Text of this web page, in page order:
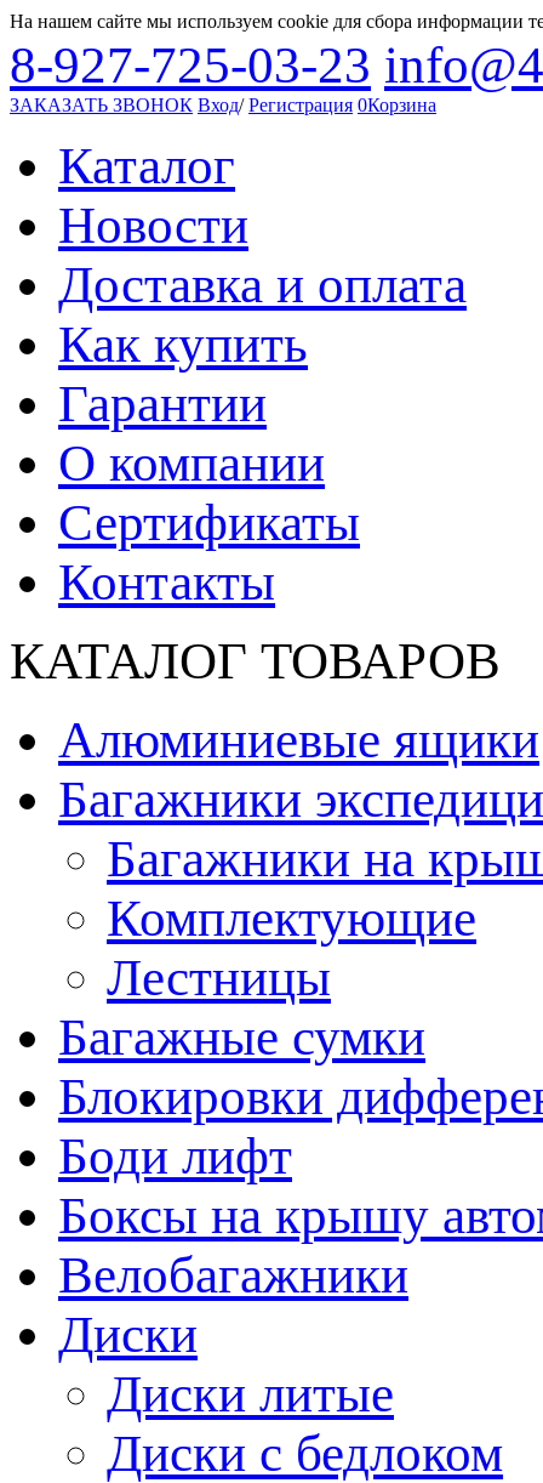
На нашем сайте мы используем cookie для сбора информации
8-927-725-03-23
ЗАКАЗАТЬ ЗВОНОК Вход/Регистрация 0Корзина
Каталог
Новости
Доставка и оплата
Как купить
Гарантии
О компании
Сертификаты
Контакты
КАТАЛОГ ТОВАРОВ
Алюминиевые ящики
Багажники
Багажники на
Комплектующие
Лестницы
Багажные сумки
Блокировки
Боди лифт
Боксы на крышу
Велобагажники
Диски
Диски литые
Диски с бедлоком